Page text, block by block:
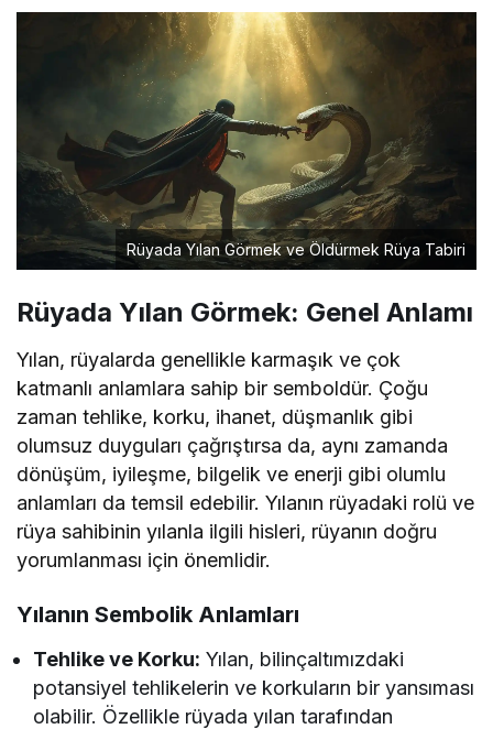
Rüyada Yılan Görmek ve Öldürmek Rüya Tabiri
Rüyada Yılan Görmek: Genel Anlamı
Yılan, rüyalarda genellikle karmaşık ve çok
katmanlı anlamlara sahip bir semboldür. Çoğu
zaman tehlike, korku, ihanet, düşmanlık gibi
olumsuz duyguları çağrıştırsa da, aynı zamanda
dönüşüm, iyileşme, bilgelik ve enerji gibi olumlu
anlamları da temsil edebilir. Yılanın rüyadaki rolü ve
rüya sahibinin yılanla ilgili hisleri, rüyanın doğru
yorumlanması için önemlidir.
Yılanın Sembolik Anlamları
Tehlike ve Korku: Yılan, bilinçaltımızdaki
potansiyel tehlikelerin ve korkuların bir yansıması
olabilir. Özellikle rüyada yılan tarafından